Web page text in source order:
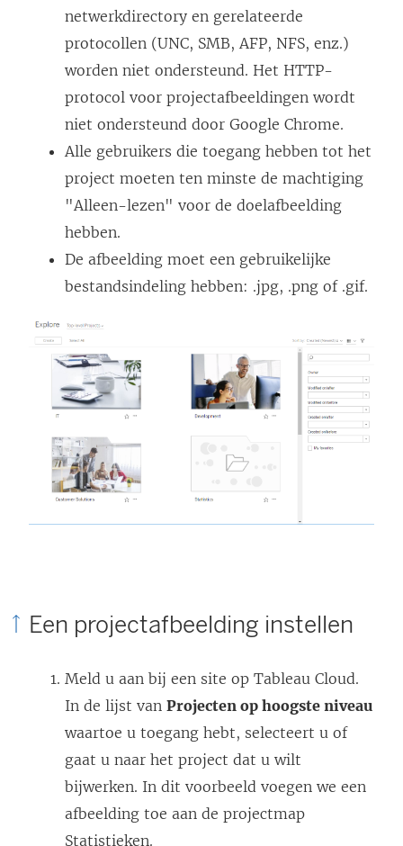
netwerkdirectory en gerelateerde
protocollen (UNC, SMB, AFP, NFS, enz.)
worden niet ondersteund. Het HTTP-
protocol voor projectafbeeldingen wordt
niet ondersteund door Google Chrome.
Alle gebruikers die toegang hebben tot het
project moeten ten minste de machtiging
"Alleen-lezen" voor de doelafbeelding
hebben.
De afbeelding moet een gebruikelijke
bestandsindeling hebben: .jpg, .png of .gif.
Een projectafbeelding instellen
Meld u aan bij een site op Tableau Cloud.
In de lijst van Projecten op hoogste niveau
waartoe u toegang hebt, selecteert u of
gaat u naar het project dat u wilt
bijwerken. In dit voorbeeld voegen we een
afbeelding toe aan de projectmap
Statistieken.